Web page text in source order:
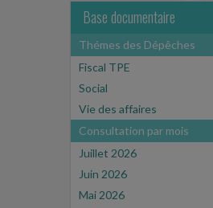
Base documentaire
Thémes des Dépêches
Fiscal TPE
Social
Vie des affaires
Consultation par mois
Juillet 2026
Juin 2026
Mai 2026